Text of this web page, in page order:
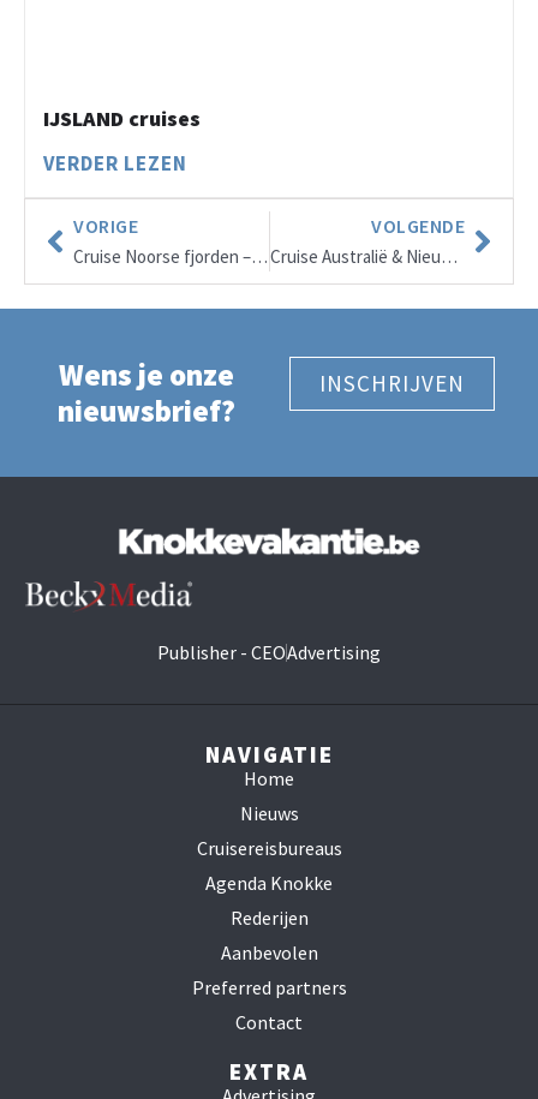
IJSLAND cruises
VERDER LEZEN
VORIGE
Cruise Noorse fjorden – CRUISE & STYLE
VOLGENDE
Cruise Australië & Nieuw-Zeeland
Wens je onze
nieuwsbrief?
INSCHRIJVEN
Publisher - CEOAdvertising
NAVIGATIE
Home
Nieuws
Cruisereisbureaus
Agenda Knokke
Rederijen
Aanbevolen
Preferred partners
Contact
EXTRA